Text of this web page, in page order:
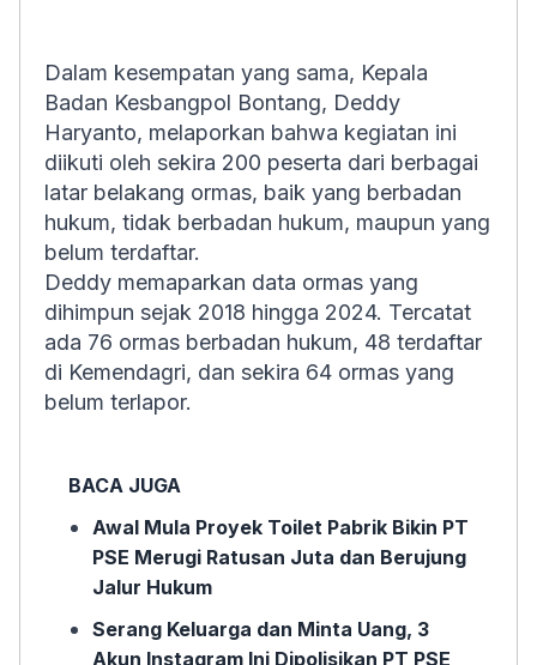
Dalam kesempatan yang sama, Kepala
Badan Kesbangpol Bontang, Deddy
Haryanto, melaporkan bahwa kegiatan ini
diikuti oleh sekira 200 peserta dari berbagai
latar belakang ormas, baik yang berbadan
hukum, tidak berbadan hukum, maupun yang
belum terdaftar.
Deddy memaparkan data ormas yang
dihimpun sejak 2018 hingga 2024. Tercatat
ada 76 ormas berbadan hukum, 48 terdaftar
di Kemendagri, dan sekira 64 ormas yang
belum terlapor.
BACA JUGA
Awal Mula Proyek Toilet Pabrik Bikin PT
PSE Merugi Ratusan Juta dan Berujung
Jalur Hukum
Serang Keluarga dan Minta Uang, 3
Akun Instagram Ini Dipolisikan PT PSE